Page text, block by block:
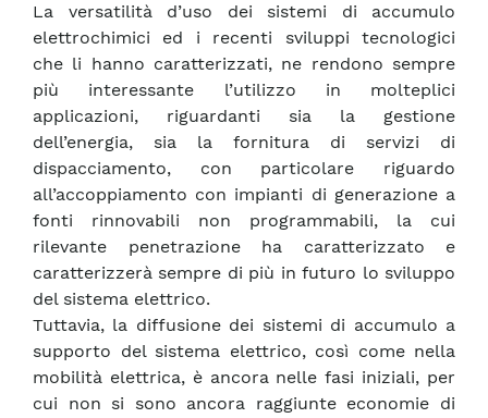
La versatilità d’uso dei sistemi di accumulo
elettrochimici ed i recenti sviluppi tecnologici
che li hanno caratterizzati, ne rendono sempre
più interessante l’utilizzo in molteplici
applicazioni, riguardanti sia la gestione
dell’energia, sia la fornitura di servizi di
dispacciamento, con particolare riguardo
all’accoppiamento con impianti di generazione a
fonti rinnovabili non programmabili, la cui
rilevante penetrazione ha caratterizzato e
caratterizzerà sempre di più in futuro lo sviluppo
del sistema elettrico.
Tuttavia, la diffusione dei sistemi di accumulo a
supporto del sistema elettrico, così come nella
mobilità elettrica, è ancora nelle fasi iniziali, per
cui non si sono ancora raggiunte economie di